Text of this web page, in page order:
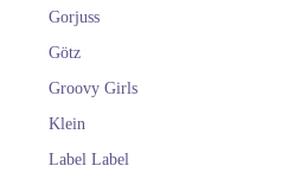
Gorjuss
Götz
Groovy Girls
Klein
Label Label